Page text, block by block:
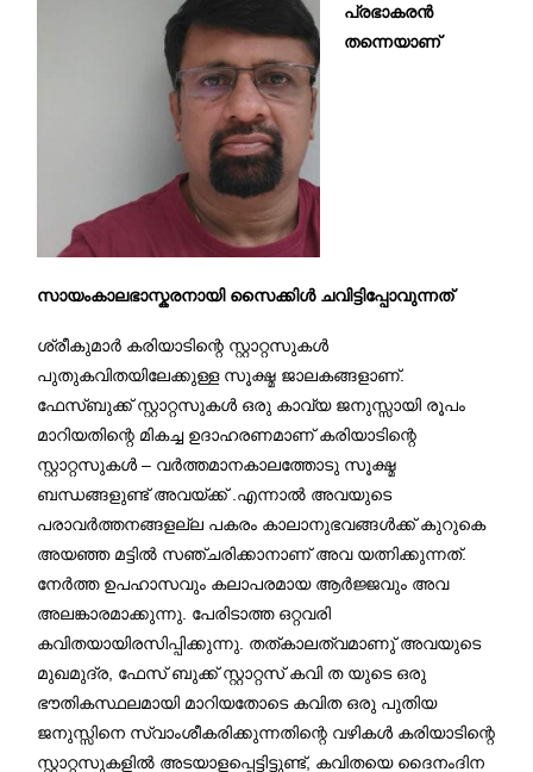
പ്രഭാകരൻ
തന്നെയാണ്
സായംകാലഭാസ്കരനായി സൈക്കിൾ ചവിട്ടിപ്പോവുന്നത്
ശ്രീകുമാർ കരിയാടിന്റെ സ്റ്റാറ്റസുകൾ
പുതുകവിതയിലേക്കുള്ള സൂക്ഷ്മ ജാലകങ്ങളാണ്.
ഫേസ്ബുക്ക് സ്റ്റാറ്റസുകൾ ഒരു കാവ്യ ജനുസ്സായി രൂപം
മാറിയതിന്റെ മികച്ച ഉദാഹരണമാണ് കരിയാടിന്റെ
സ്റ്റാറ്റസുകൾ – വർത്തമാനകാലത്തോടു സൂക്ഷ്മ
ബന്ധങ്ങളുണ്ട് അവയ്ക്ക് .എന്നാൽ അവയുടെ
പരാവർത്തനങ്ങളല്ല പകരം കാലാനുഭവങ്ങൾക്ക് കുറുകെ
അയഞ്ഞ മട്ടിൽ സഞ്ചരിക്കാനാണ് അവ യത്നിക്കുന്നത്.
നേർത്ത ഉപഹാസവും കലാപരമായ ആർജ്ജവും അവ
അലങ്കാരമാക്കുന്നു. പേരിടാത്ത ഒറ്റവരി
കവിതയായിരസിപ്പിക്കുന്നു. തത്കാലത്വമാണു് അവയുടെ
മുഖമുദ്ര, ഫേസ് ബുക്ക് സ്റ്റാറ്റസ് കവി ത യുടെ ഒരു
ഭൗതികസ്ഥലമായി മാറിയതോടെ കവിത ഒരു പുതിയ
ജനുസ്സിനെ സ്വാംശീകരിക്കുന്നതിന്റെ വഴികൾ കരിയാടിന്റെ
സ്റ്റാറ്റസുകളിൽ അടയാളപ്പെട്ടിട്ടുണ്ട്, കവിതയെ ദൈനംദിന